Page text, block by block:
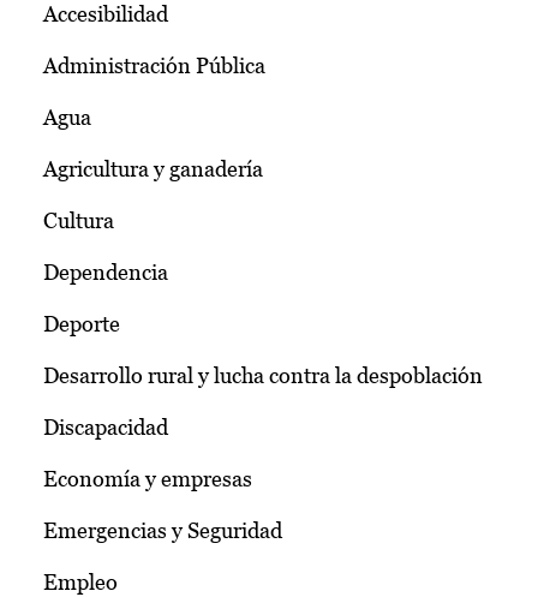
Accesibilidad
Administración Pública
Agua
Agricultura y ganadería
Cultura
Dependencia
Deporte
Desarrollo rural y lucha contra la despoblación
Discapacidad
Economía y empresas
Emergencias y Seguridad
Empleo